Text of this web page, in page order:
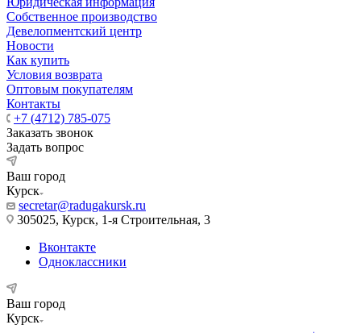
Собственное производство
Девелопментский центр
Новости
Как купить
Условия возврата
Оптовым покупателям
Контакты
+7 (4712) 785-075
Заказать звонок
Задать вопрос
Ваш город
Курск
secretar@radugakursk.ru
305025, Курск, 1-я Строительная, 3
Вконтакте
Одноклассники
Ваш город
Курск